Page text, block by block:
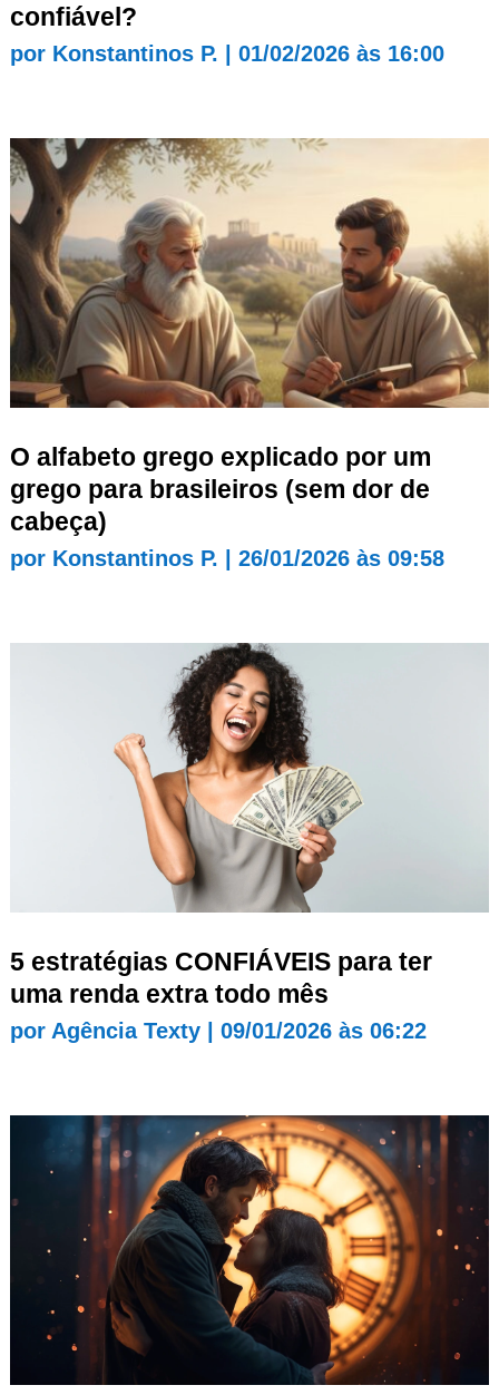
confiável?
por Konstantinos P. 01/02/2026 às 16:00
O alfabeto grego explicado por um
grego para brasileiros (sem dor de
cabeça)
por Konstantinos P. 26/01/2026 às 09:58
5 estratégias CONFIÁVEIS para ter
uma renda extra todo mês
por Agência Texty| 09/01/2026 às 06:22